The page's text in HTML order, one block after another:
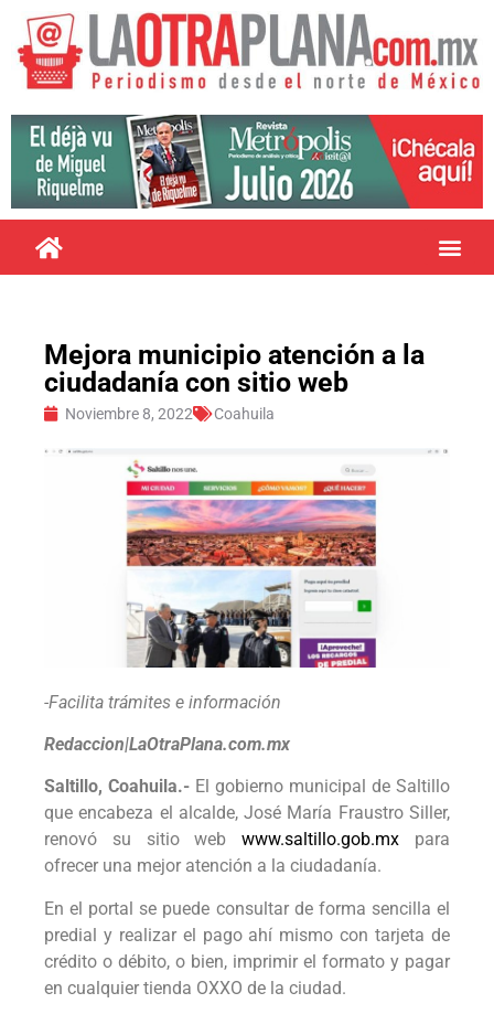
Mejora municipio atención a la
ciudadanía con sitio web
Noviembre 8, 2022 Coahuila
-Facilita trámites e información
Redaccion|LaOtraPlana.com.mx
Saltillo, Coahuila.- El gobierno municipal de Saltillo
que encabeza el alcalde, José María Fraustro Siller,
renovó su sitio webwww.saltillo.gob.mx para
ofrecer una mejor atención a la ciudadanía.
En el portal se puede consultar de forma sencilla el
predial y realizar el pago ahí mismo con tarjeta de
crédito o débito, o bien, imprimir el formato y pagar
en cualquier tienda OXXO de la ciudad.